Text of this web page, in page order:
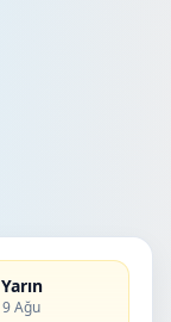
Yarın
9 Ağu